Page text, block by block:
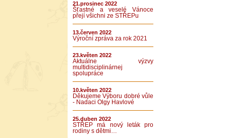
21.prosinec 2022
Šťastné a veselé Vánoce
přejí všichni ze STŘEPu
13.červen 2022
Výroční zpráva za rok 2021
23.květen 2022
Aktuálne výzvy
multidisciplinárnej
spolupráce
10.květen 2022
Děkujeme Výboru dobré vůle
- Nadaci Olgy Havlové
25.duben 2022
STŘEP má nový leták pro
rodiny s dětmi…